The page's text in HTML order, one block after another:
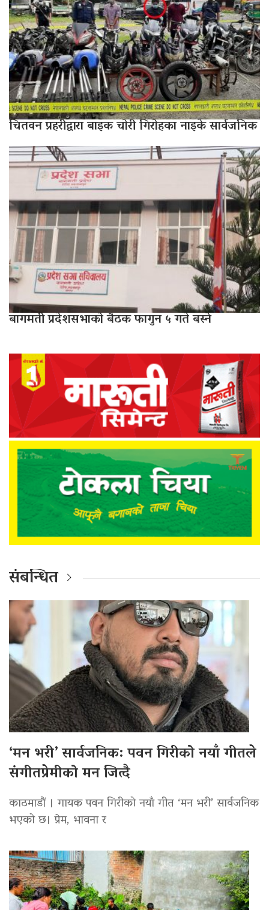
चितवन प्रहरीद्वारा बाइक चोरी गिरोहका नाइके सार्वजनिक
बागमती प्रदेशसभाको बैठक फागुन ५ गते बस्ने
संबन्धित
‘मन भरी’ सार्वजनिक: पवन गिरीको नयाँ गीतले
संगीतप्रेमीको मन जित्दै
काठमाडौं । गायक पवन गिरीको नयाँ गीत ‘मन भरी’ सार्वजनिक
भएको छ। प्रेम, भावना र